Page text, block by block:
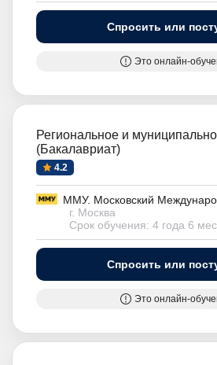
Спросить или
Это онлайн-
Региональное и
(Бакалавриат)
4.2
ММУ. Московский
г. Москва
Срок обучения: 4 года 6
Спросить или
Это онлайн-